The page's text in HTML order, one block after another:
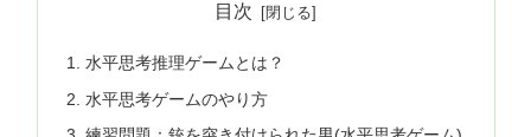
目次
水平思考推理ゲームとは？
水平思考ゲームのやり方